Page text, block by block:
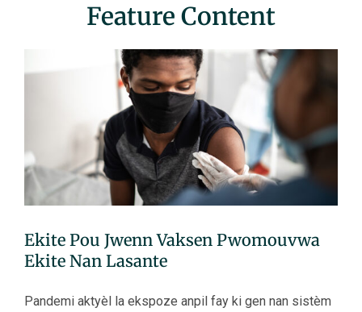
Feature Content
Ekite Pou Jwenn Vaksen Pwomouvwa
Ekite Nan Lasante
Pandemi aktyèl la ekspoze anpil fay ki gen nan sistèm